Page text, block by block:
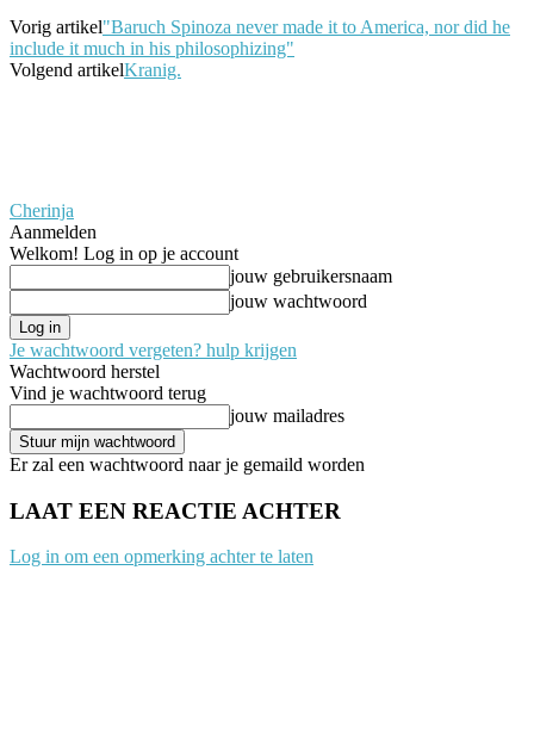
Vorig artikel"Baruch Spinoza never made it to America, nor did he
include it much in his philosophizing"
Volgend artikelKranig.
Cherinja
Aanmelden
Welkom! Log in op je account
jouw gebruikersnaam
jouw wachtwoord
Je wachtwoord vergeten? hulp krijgen
Wachtwoord herstel
Vind je wachtwoord terug
jouw mailadres
Er zal een wachtwoord naar je gemaild worden
LAAT EEN REACTIE ACHTER
Log in om een opmerking achter te laten